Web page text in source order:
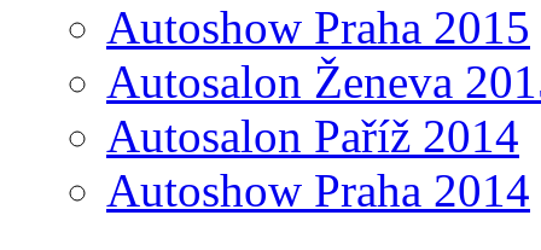
Autoshow Praha 2015
Autosalon Ženeva
Autosalon Paříž 2014
Autoshow Praha 2014